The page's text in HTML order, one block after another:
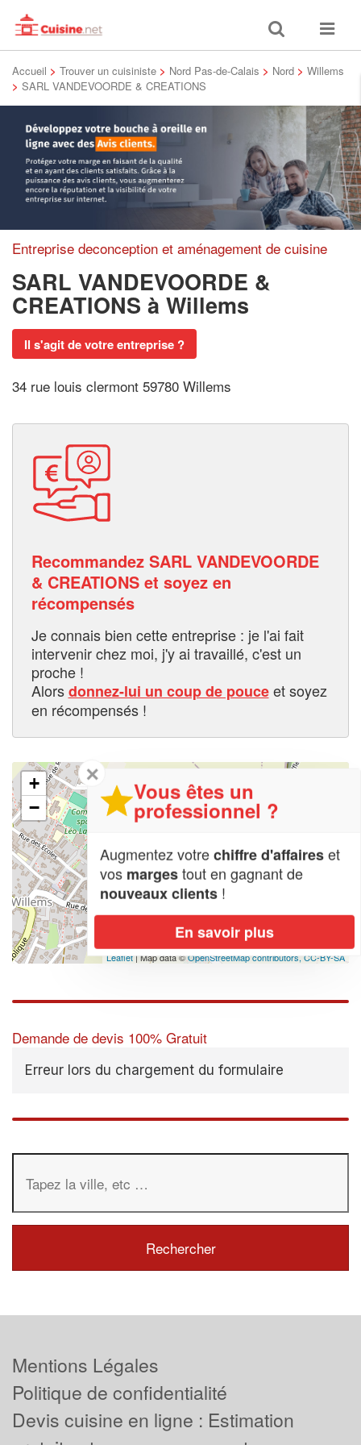
Toggle
search
Toggle
Accueil > Trouver un cuisiniste > Nord Pas-de-Calais > Nord > Willems
> SARL VANDEVOORDE & CREATIONS
Entreprise deconception et aménagement de cuisine
SARL VANDEVOORDE &
CREATIONS à Willems
Il s'agit de votre entreprise ?
34 rue louis clermont 59780 Willems
Recommandez SARL VANDEVOORDE
& CREATIONS et soyez en
récompensés
Je connais bien cette entreprise : je l'ai fait
intervenir chez moi, j'y ai travaillé, c'est un
proche !
Alorsdonnez-lui un coup de pouceet soyez
en récompensés !
+
−
Leaflet| Map data ©OpenStreetMap contributors,CC-BY-SA
Demande de devis 100% Gratuit
Erreur lors du chargement du formulaire
✕
Vous êtes un
professionnel ?
Augmentez votrechiffre d'affaireset
vos margestout en gagnant de
nouveaux clients !
En savoir plus
Mentions Légales
Politique de confidentialité
Devis cuisine en ligne : Estimation